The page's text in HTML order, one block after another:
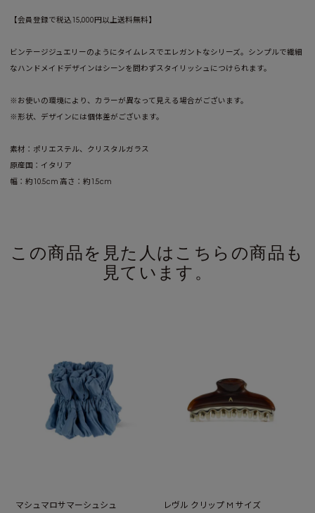
【会員登録で税込15,000円以上送料無料】
ビンテージジュエリーのようにタイムレスでエレガントなシリーズ。シンプルで繊細
なハンドメイドデザインはシーンを問わずスタイリッシュにつけられます。
※お使いの環境により、カラーが異なって見える場合がございます。
※形状、デザインには個体差がございます。
素材：ポリエステル、クリスタルガラス
原産国：イタリア
幅：約10.5cm 高さ：約1.5cm
この商品を見た人はこちらの商品も
見ています。
マシュマロサマーシュシュ レヴル クリップ M サイズ